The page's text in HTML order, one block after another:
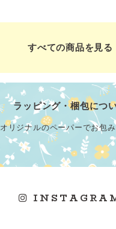
すべての商品を見る
ラッピング・梱包につ
オリジナルのペーパーでお包